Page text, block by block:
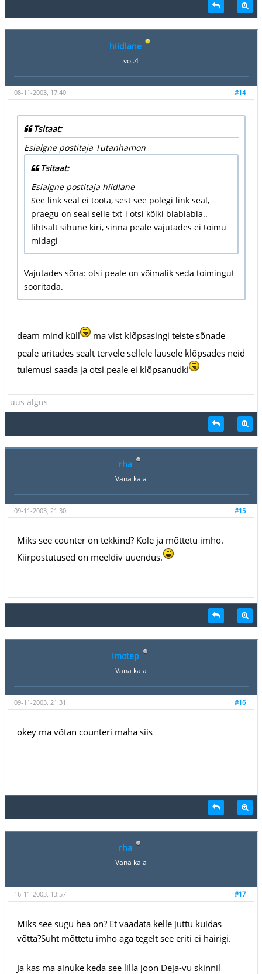
hiidlane
vol.4
#14
08-11-2003, 17:40
Tsitaat:
Esialgne postitaja Tutanhamon
Tsitaat:
Esialgne postitaja hiidlane
See link seal ei tööta, sest see polegi link seal,
praegu on seal selle txt-i otsi kõiki blablabla..
lihtsalt sihune kiri, sinna peale vajutades ei toimu
midagi
Vajutades sõna: otsi peale on võimalik seda toimingut
sooritada.
deam mind küll
ma vist klõpsasingi teiste sõnade
peale üritades sealt tervele sellele lausele klõpsades neid
tulemusi saada ja otsi peale ei klõpsanudki
uus algus
rha
Vana kala
#15
09-11-2003, 21:30
Miks see counter on tekkind? Kole ja mõttetu imho.
Kiirpostutused on meeldiv uuendus.
Imotep
Vana kala
#16
09-11-2003, 21:31
okey ma võtan counteri maha siis
rha
Vana kala
#17
16-11-2003, 13:57
Miks see sugu hea on? Et vaadata kelle juttu kuidas
võtta?Suht mõttetu imho aga tegelt see eriti ei häirigi.
Ja kas ma ainuke keda see lilla joon Deja-vu skinnil